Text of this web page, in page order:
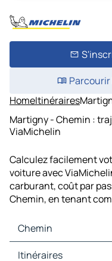
HomeItinéraires
Martigny - Chemin :
ViaMichelin
Calculez facilement
voiture avec
carburant, coût par
Chemin, en tenant
Chemin
Chemin Cartes et plans
Itinéraires